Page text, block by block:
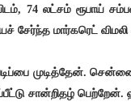
74 லட்சம்
சேர்ந்த மார்கரெட்
படிப்பை முடித்தேன்.
சான்றிதழ் பெற்றேன்.